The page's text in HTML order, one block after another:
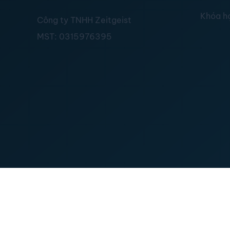
Công ty TNHH Zeitgeist
MST: 0315976395
Khóa